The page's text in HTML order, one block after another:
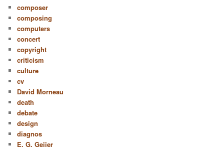
composer
composing
computers
concert
copyright
criticism
culture
cv
David Morneau
death
debate
design
diagnos
E. G. Geijer